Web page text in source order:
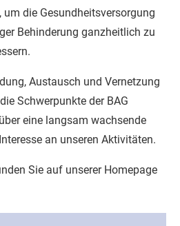
die Gesundheitsversorgung
Behinderung ganzheitlich zu
Austausch und Vernetzung
Schwerpunkte der BAG
eine langsam wachsende
an unseren Aktivitäten.
Sie auf unserer Homepage